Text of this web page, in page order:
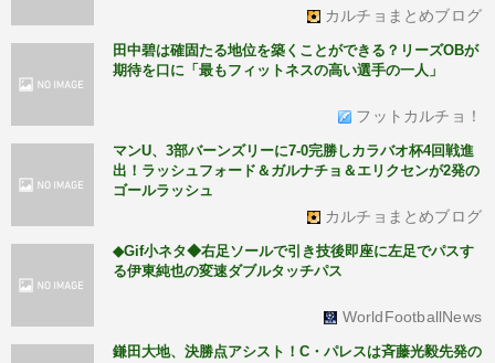
カルチョまとめブログ
田中碧は確固たる地位を築くことができる？リーズOBが
期待を口に「最もフィットネスの高い選手の一人」
フットカルチョ！
マンU、3部バーンズリーに7-0完勝しカラバオ杯4回戦進
出！ラッシュフォード＆ガルナチョ＆エリクセンが2発の
ゴールラッシュ
カルチョまとめブログ
◆Gif小ネタ◆右足ソールで引き技後即座に左足でパスす
る伊東純也の変速ダブルタッチパス
WorldFootballNews
鎌田大地、決勝点アシスト！C・パレスは斉藤光毅先発の